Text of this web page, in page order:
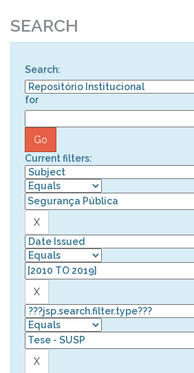
SEARCH
Search:
for
Current filters: